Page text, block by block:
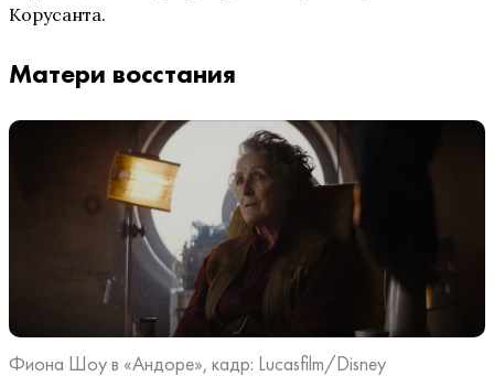
Корусанта.
Матери восстания
Фиона Шоу в «Андоре», кадр: Lucasfilm/Disney